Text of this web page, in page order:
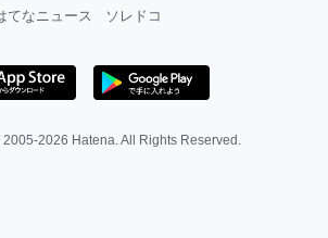
てなニュース ソレドコ
2026 Hatena. All Rights Reserved.